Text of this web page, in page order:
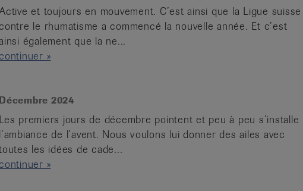
et toujours en mouvement. C’est ainsi que la Ligue suisse
contre le rhumatisme a commencé la nouvelle année. Et c’est
également que la ne...
continuer »
Décembre 2024
Les premiers jours de décembre pointent et peu à peu s’installe
l’ambiance de l’avent. Nous voulons lui donner des ailes avec
les idées de cade...
continuer »